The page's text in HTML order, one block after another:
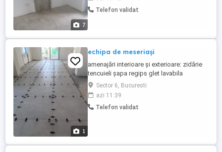
7
Montat usi turnare sape daca este cazul
etc...Telefon validat
1
echipa de meseriași
amenajări interioare și exterioare: zidărie
tencuieli șapa regips glet lavabila
polistiren decorativă gresie faianță
parchet laminat...
Sector 6, Bucuresti
azi 11:39
Telefon validat